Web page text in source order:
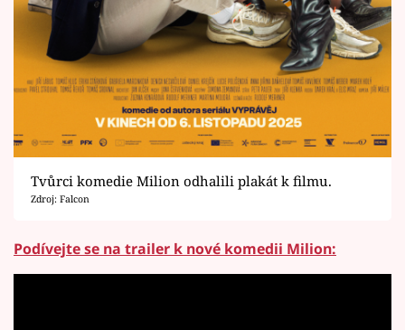
Tvůrci komedie Milion odhalili plakát k filmu.
Zdroj: Falcon
Podívejte se na trailer k nové komedii Milion: